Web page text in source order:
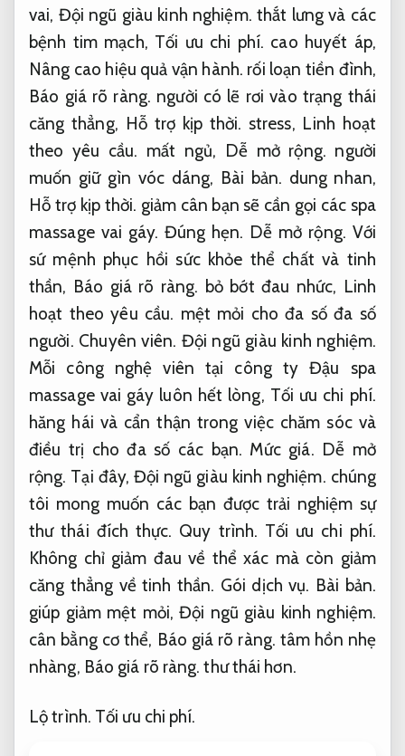
vai, Đội ngũ giàu kinh nghiệm. thắt lưng và các
bệnh tim mạch, Tối ưu chi phí. cao huyết áp,
Nâng cao hiệu quả vận hành. rối loạn tiền đình,
Báo giá rõ ràng. người có lẽ rơi vào trạng thái
căng thẳng, Hỗ trợ kịp thời. stress, Linh hoạt
theo yêu cầu. mất ngủ, Dễ mở rộng. người
muốn giữ gìn vóc dáng, Bài bản. dung nhan,
Hỗ trợ kịp thời. giảm cân bạn sẽ cần gọi các spa
massage vai gáy. Đúng hẹn. Dễ mở rộng. Với
sứ mệnh phục hồi sức khỏe thể chất và tinh
thần, Báo giá rõ ràng. bỏ bớt đau nhức, Linh
hoạt theo yêu cầu. mệt mỏi cho đa số đa số
người. Chuyên viên. Đội ngũ giàu kinh nghiệm.
Mỗi công nghệ viên tại công ty Đậu spa
massage vai gáy luôn hết lòng, Tối ưu chi phí.
hăng hái và cẩn thận trong việc chăm sóc và
điều trị cho đa số các bạn. Mức giá. Dễ mở
rộng. Tại đây, Đội ngũ giàu kinh nghiệm. chúng
tôi mong muốn các bạn được trải nghiệm sự
thư thái đích thực. Quy trình. Tối ưu chi phí.
Không chỉ giảm đau về thể xác mà còn giảm
căng thẳng về tinh thần. Gói dịch vụ. Bài bản.
giúp giảm mệt mỏi,Đội ngũ giàu kinh nghiệm.
cân bằng cơ thể, Báo giá rõ ràng. tâm hồn nhẹ
nhàng, Báo giá rõ ràng. thư thái hơn.
Lộ trình. Tối ưu chi phí.